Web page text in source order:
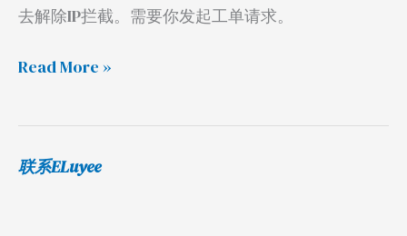
去解除IP拦截。需要你发起工单请求。
法
Read More »
联系ELuyee